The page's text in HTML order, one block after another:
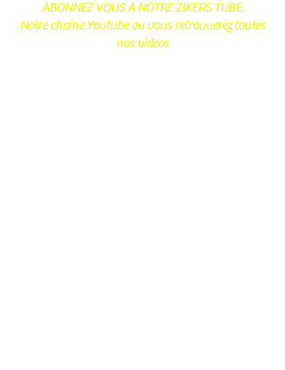
ABONNEZ VOUS A NOTRE ZIKERS TUBE.
Notre chaine Youtube ou vous retrouverez toutes
nos videos